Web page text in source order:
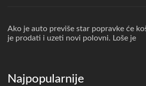
Ako je auto previše star popravke će
je prodati i uzeti novi polovni. Loše je
Najpopularnije